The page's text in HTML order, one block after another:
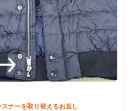
ナーを取り替えるお直し